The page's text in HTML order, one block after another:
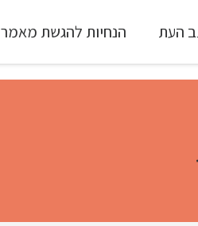
העת הנחיות להגשת מאמר